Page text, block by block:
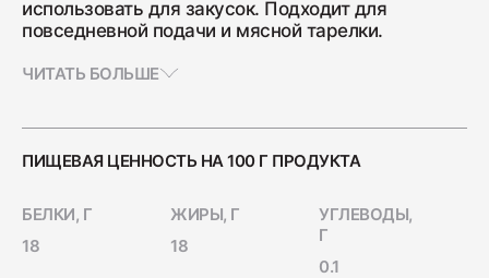
Ветчина "Для тостов"
Колбаса полукопчёная "Краковская"
400
Колбаса сырокопчёная "Зернистая"
использовать для закусок. Подходит для
повседневной подачи и мясной тарелки.
ЧИТАТЬ БОЛЬШЕ
ПИЩЕВАЯ ЦЕННОСТЬ НА 100 Г ПРОДУКТА
БЕЛКИ, Г
18
ЖИРЫ, Г
18
УГЛЕВОДЫ,
Г
0.1